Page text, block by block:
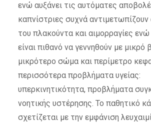
ενώ αυξάνει τις αυτόματες
καπνίστριες συχνά
του πλακούντα και αιμορραγίες
είναι πιθανό να γεννηθούν με μικρό
μικρότερο σώμα και περίμετρο
περισσότερα προβλήματα υγείας:
υπερκινητικότητα, προβλήματα
νοητικής υστέρησης. Το παθητικό
σχετίζεται με την εμφάνιση